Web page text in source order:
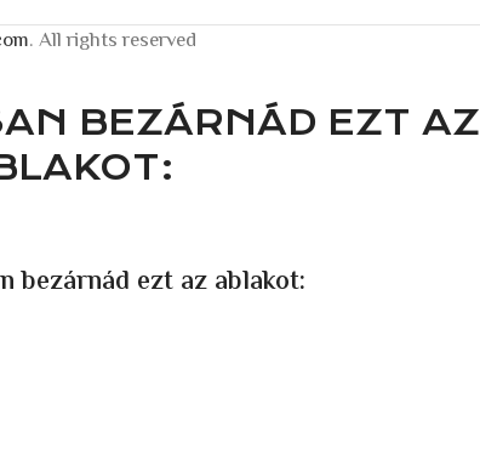
. All rights reserved
BEZÁRNÁD EZT AZ
bezárnád ezt az ablakot: